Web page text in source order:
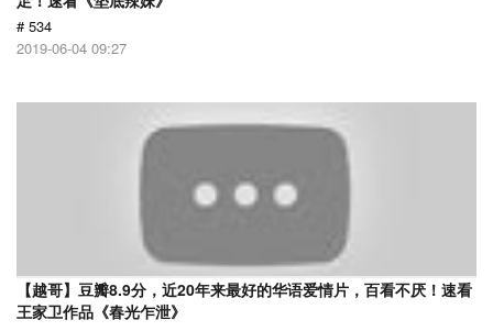
# 534
2019-06-04 09:27
【越哥】豆瓣8.9分，近20年来最好的华语爱情片，百看不厌！速看
王家卫作品《春光乍泄》